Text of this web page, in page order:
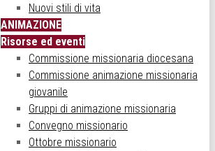
Nuovi stili di vita
ANIMAZIONE
Risorse ed eventi
Commissione missionaria diocesana
Commissione animazione missionaria
giovanile
Gruppi di animazione missionaria
Convegno missionario
Ottobre missionario